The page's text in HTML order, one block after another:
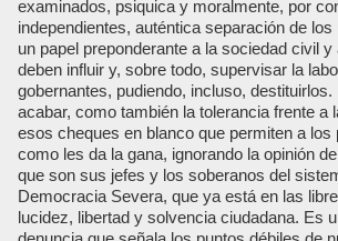
examinados, psiquica y moralmente, por
independientes, auténtica separación de
un papel preponderante a la sociedad civil y
deben influir y, sobre todo, supervisar la
gobernantes, pudiendo, incluso,
acabar, como también la tolerancia frente a
esos cheques en blanco que permiten a los
como les da la gana, ignorando la opinión
que son sus jefes y los soberanos del
Democracia Severa, que ya está en las
lucidez, libertad y solvencia ciudadana. Es